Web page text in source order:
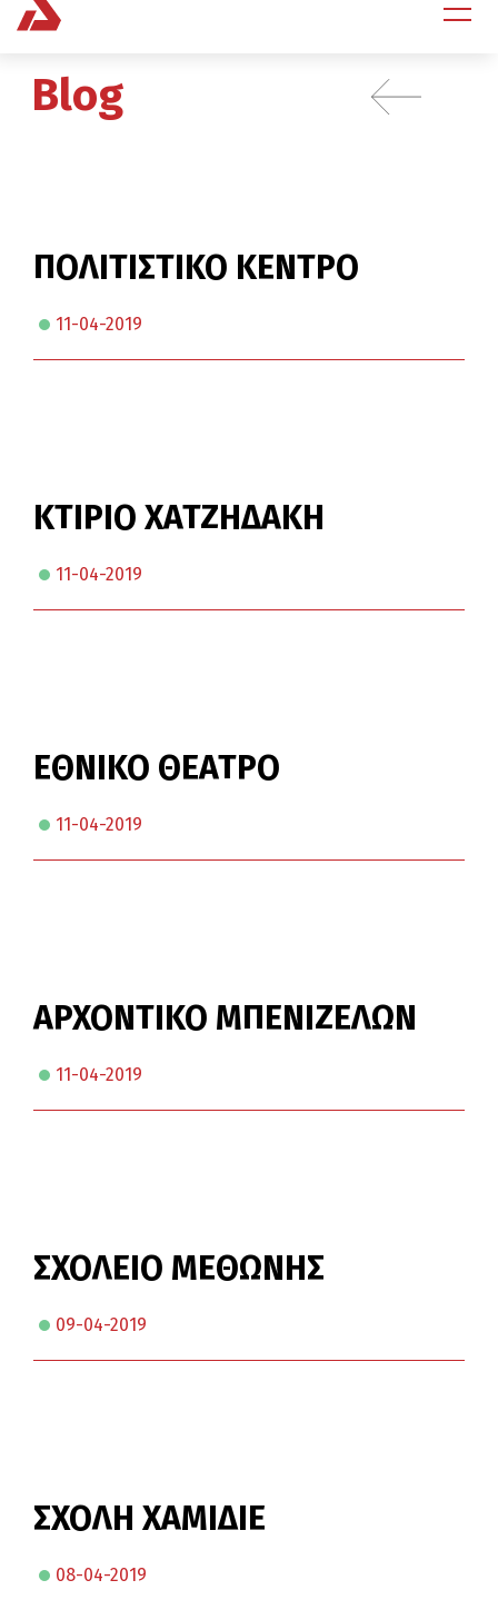
Blog
ΠΟΛΙΤΙΣΤΙΚΟ ΚΕΝΤΡΟ
11-04-2019
ΚΤΙΡΙΟ ΧΑΤΖΗΔΑΚΗ
11-04-2019
ΕΘΝΙΚΟ ΘΕΑΤΡΟ
11-04-2019
ΑΡΧΟΝΤΙΚΟ ΜΠΕΝΙΖΕΛΩΝ
11-04-2019
ΣΧΟΛΕΙΟ ΜΕΘΩΝΗΣ
09-04-2019
ΣΧΟΛΗ ΧΑΜΙΔΙΕ
08-04-2019